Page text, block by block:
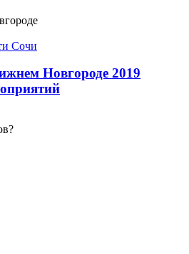
Новгороде 2019